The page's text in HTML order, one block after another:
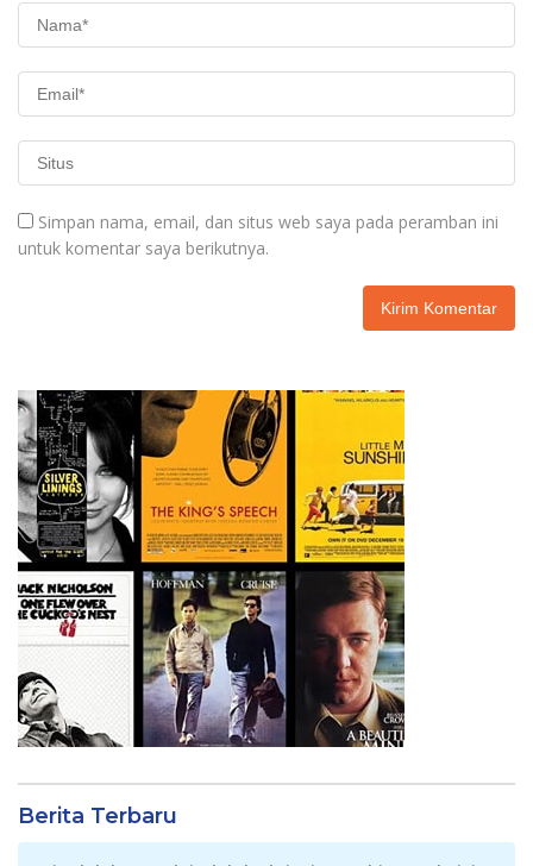
Simpan nama, email, dan situs web saya pada peramban ini
untuk komentar saya berikutnya.
Berita Terbaru